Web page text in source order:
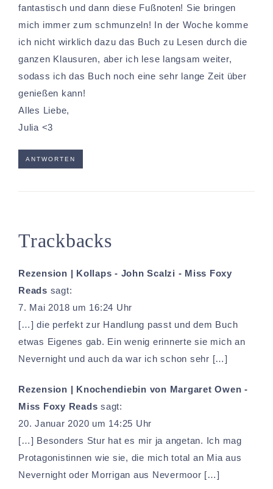
fantastisch und dann diese Fußnoten! Sie bringen
mich immer zum schmunzeln! In der Woche komme
ich nicht wirklich dazu das Buch zu Lesen durch die
ganzen Klausuren, aber ich lese langsam weiter,
sodass ich das Buch noch eine sehr lange Zeit über
genießen kann!
Alles Liebe,
Julia <3
ANTWORTEN
Trackbacks
Rezension | Kollaps - John Scalzi - Miss Foxy
Reads sagt:
7. Mai 2018 um 16:24 Uhr
[…] die perfekt zur Handlung passt und dem Buch
etwas Eigenes gab. Ein wenig erinnerte sie mich an
Nevernight und auch da war ich schon sehr […]
Rezension | Knochendiebin von Margaret Owen -
Miss Foxy Reads sagt:
20. Januar 2020 um 14:25 Uhr
[…] Besonders Stur hat es mir ja angetan. Ich mag
Protagonistinnen wie sie, die mich total an Mia aus
Nevernight oder Morrigan aus Nevermoor […]